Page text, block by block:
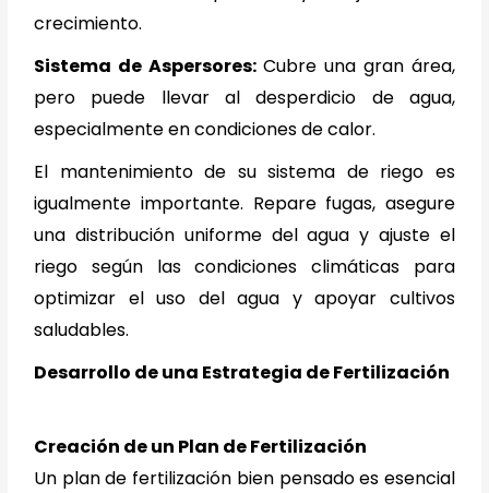
crecimiento.
Sistema de Aspersores: Cubre una gran área,
pero puede llevar al desperdicio de agua,
especialmente en condiciones de calor.
El mantenimiento de su sistema de riego es
igualmente importante. Repare fugas, asegure
una distribución uniforme del agua y ajuste el
riego según las condiciones climáticas para
optimizar el uso del agua y apoyar cultivos
saludables.
Desarrollo de una Estrategia de Fertilización
Creación de un Plan de Fertilización
Un plan de fertilización bien pensado es esencial